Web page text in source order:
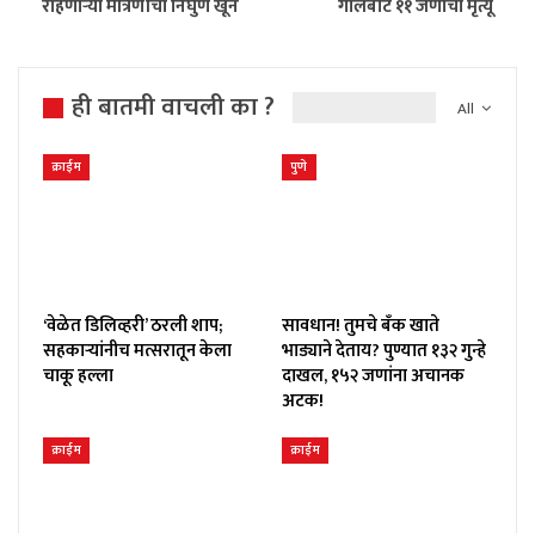
राहणाऱ्या मैत्रिणीचा निर्घुण खून
गालबोट ११ जणांचा मृत्यू
All
ही बातमी वाचली का ?
क्राईम
‘वेळेत डिलिव्हरी’ ठरली शाप;
सहकाऱ्यांनीच मत्सरातून केला
चाकू हल्ला
पुणे
सावधान! तुमचे बँक खाते
भाड्याने देताय? पुण्यात १३२ गुन्हे
दाखल, १५२ जणांना अचानक
अटक!
क्राईम क्राईम